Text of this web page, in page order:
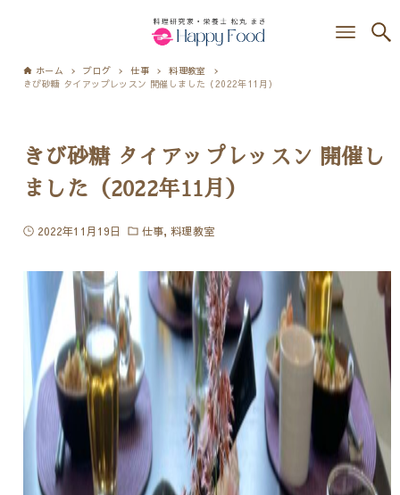
ホーム ブログ 仕事
料理教室
きび砂糖 タイアップレッスン 開催しました（2022年11月）
きび砂糖 タイアップレッスン 開催し
ました（2022年11月）
2022年11月19日 仕事 料理教室